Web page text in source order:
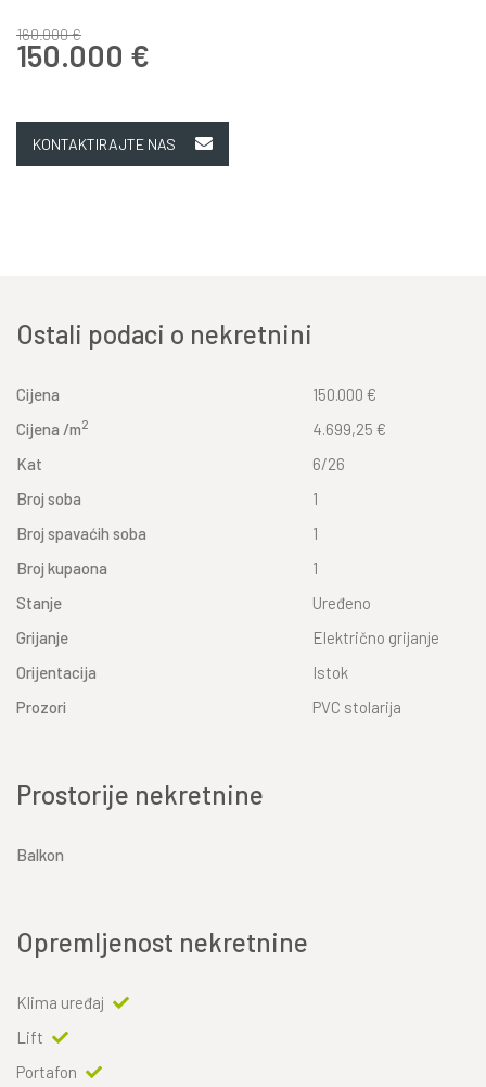
150.000 €
160.000 €
KONTAKTIRAJTE NAS
Ostali podaci o nekretnini
Cijena
150.000 €
Cijena /m2
4.699,25 €
Kat
6/26
Broj soba
1
Broj spavaćih soba
1
Broj kupaona
1
Stanje
Uređeno
Grijanje
Električno grijanje
Orijentacija
Istok
Prozori
PVC stolarija
Prostorije nekretnine
Balkon
Opremljenost nekretnine
Klima uređaj
Lift
Portafon